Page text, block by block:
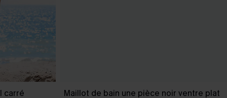
carré
Maillot de bain une pièce noir ventre plat